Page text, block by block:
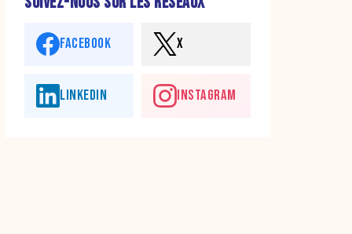
FACEBOOK X
LINKEDIN INSTAGRAM